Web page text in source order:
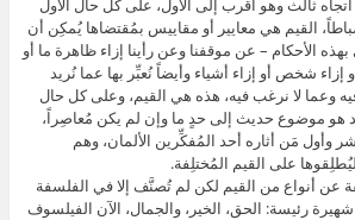
ثالث وهو أقرب إلى الأول، على كل حال الأول
القيم هي معايير أو مقاييس بمُقتضاها يُمكِن أن
الأحكام – عن موقفنا وعن رأينا إزاء ظاهرة ما أو
إزاء شخص أو إزاء أشياء وأيضاً نُعبِّر بها عما نُريد
وعما لا نرغب فيه، هذه هي القيم، وعلى كل حال
هو موضوع حديث إلى حدٍ ما وإن لم يكن مُعاصِراً،
وأول مَن أثاره أحد المُفكِّرين الألمان، وهم
عن أنواع من القيم لكن لم تُصنَّف إلا في الفلسفة
شهيرة رئيسة: الحق، الخير، والجمال، الآن الفيلسوف